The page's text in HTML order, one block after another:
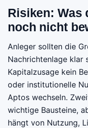
Risiken: Was
noch nicht
Anleger sollten die
Nachrichtenlage klar
Kapitalzusage kein
oder institutionelle
Aptos wechseln.
wichtige Bausteine,
hängt von Nutzung,